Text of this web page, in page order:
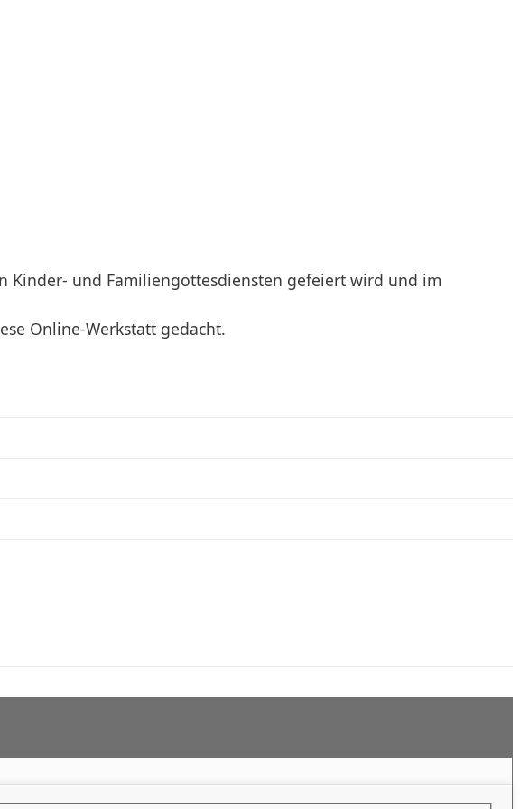
Kinder- und Familiengottesdiensten gefeiert wird und im
Online-Werkstatt gedacht.